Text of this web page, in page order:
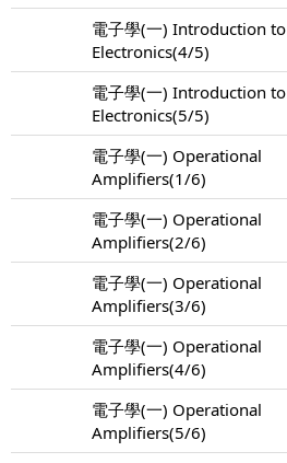
電子學(一) Introduction to
Electronics(4/5)
電子學(一) Introduction to
Electronics(5/5)
電子學(一) Operational
Amplifiers(1/6)
電子學(一) Operational
Amplifiers(2/6)
電子學(一) Operational
Amplifiers(3/6)
電子學(一) Operational
Amplifiers(4/6)
電子學(一) Operational
Amplifiers(5/6)